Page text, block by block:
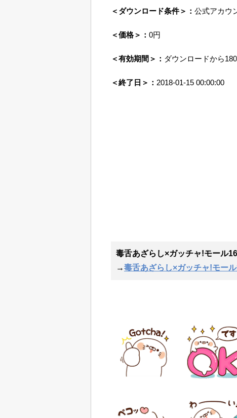
＜ダウンロード条件＞： 公式アカウ
＜価格＞： 0円
＜有効期間＞： ダウンロードから
＜終了日＞： 2018-01-15 00:00:00
毒舌あざらし×ガッチャ!モール
→毒舌あざらし×ガッチャ!モー